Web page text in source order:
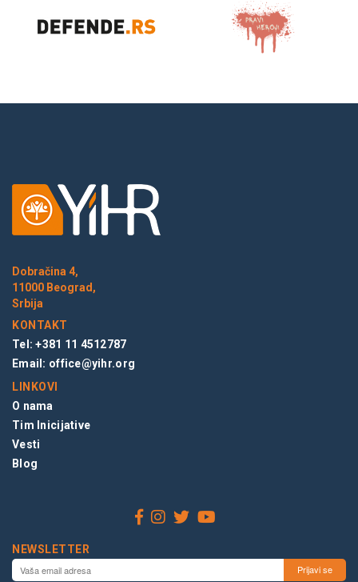
Dobračina 4,
11000 Beograd,
Srbija
KONTAKT
Tel: +381 11 4512787
Email: office@yihr.org
LINKOVI
O nama
Tim Inicijative
Vesti
Blog
NEWSLETTER